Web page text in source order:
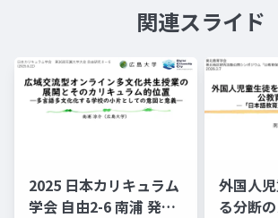
関連スライド
2025 日本カリキュラム
学会 自由2-6 南浦 発表
外国人
る分断